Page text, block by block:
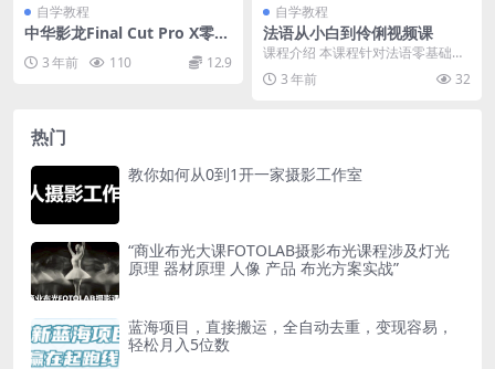
自学教程
中华影龙Final Cut Pro X零基
3 年前 110 12.9
自学教程
法语从小白到伶俐视频课
课程介绍 本课程针对法语零基础学
员开设，旨在短时间内培养学生的
基础法语听说读写能...
3 年前 32
热门
教你如何从0到1开一家摄影工作室
“商业布光大课FOTOLAB摄影布光课程涉及灯光
原理 器材原理 人像 产品 布光方案实战”
蓝海项目，直接搬运，全自动去重，变现容易，
轻松月入5位数